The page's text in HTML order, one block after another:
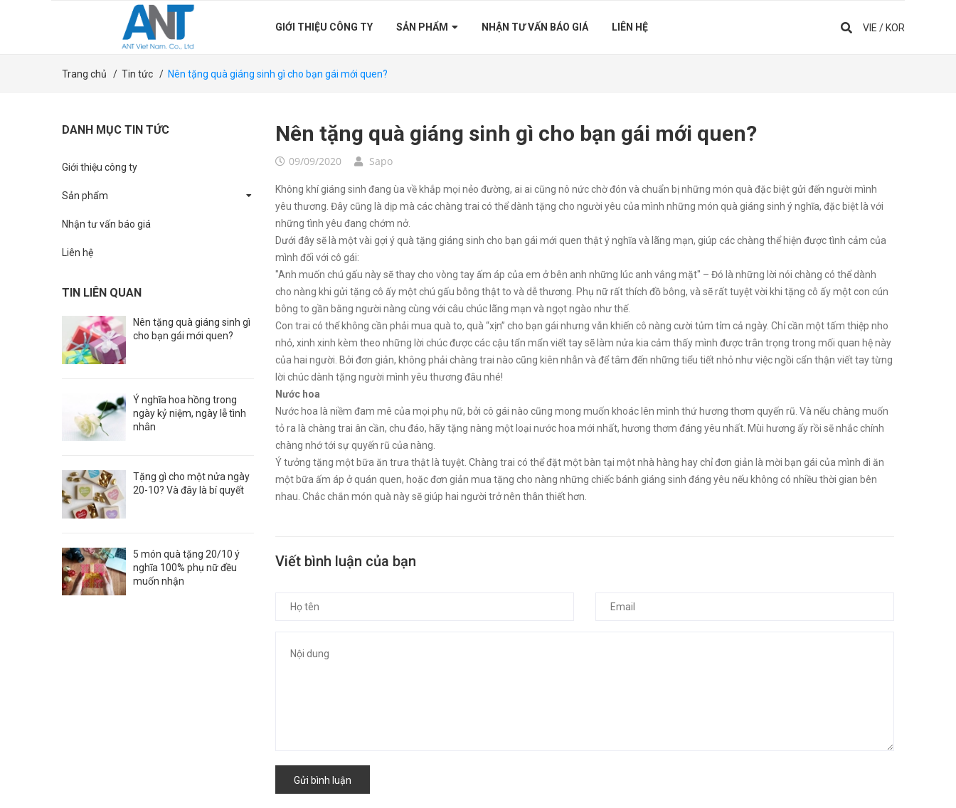
GIỚI THIỆU CÔNG TY SẢN PHẨM NHẬN TƯ VẤN BÁO GIÁ LIÊN HỆ VIE /KOR
Trang chủ / Tin tức / Nên tặng quà giáng sinh gì cho bạn gái mới quen?
DANH MỤC TIN TỨC
Giới thiệu công ty
Sản phẩm
Nhận tư vấn báo giá
Liên hệ
TIN LIÊN QUAN
Nên tặng quà giáng sinh gì
cho bạn gái mới quen?
Ý nghĩa hoa hồng trong
ngày kỷ niệm, ngày lễ tình
nhân
Tặng gì cho một nửa ngày
20-10? Và đây là bí quyết
5 món quà tặng 20/10 ý
nghĩa 100% phụ nữ đều
muốn nhận
Nên tặng quà giáng sinh gì cho bạn gái mới quen?
09/09/2020 Sapo
Không khí giáng sinh đang ùa về khắp mọi nẻo đường, ai ai cũng nô nức chờ đón và chuẩn bị những món quà đặc biệt gửi đến người mình
yêu thương. Đây cũng là dịp mà các chàng trai có thể dành tặng cho người yêu của mình những món quà giáng sinh ý nghĩa, đặc biệt là với
những tình yêu đang chớm nở.
Dưới đây sẽ là một vài gợi ý quà tặng giáng sinh cho bạn gái mới quen thật ý nghĩa và lãng mạn, giúp các chàng thể hiện được tình cảm của
mình đối với cô gái:
"Anh muốn chú gấu này sẽ thay cho vòng tay ấm áp của em ở bên anh những lúc anh vắng mặt" – Đó là những lời nói chàng có thể dành
cho nàng khi gửi tặng cô ấy một chú gấu bông thật to và dễ thương. Phụ nữ rất thích đồ bông, và sẽ rất tuyệt vời khi tặng cô ấy một con cún
bông to gần bằng người nàng cùng với câu chúc lãng mạn và ngọt ngào như thế.
Con trai có thể không cần phải mua quà to, quà “xịn” cho bạn gái nhưng vẫn khiến cô nàng cười tủm tỉm cả ngày. Chỉ cần một tấm thiệp nho
nhỏ, xinh xinh kèm theo những lời chúc được các cậu tẩn mẩn viết tay sẽ làm nửa kia cảm thấy mình được trân trọng trong mối quan hệ này
của hai người. Bởi đơn giản, không phải chàng trai nào cũng kiên nhẫn và để tâm đến những tiểu tiết nhỏ như việc ngồi cẩn thận viết tay từng
lời chúc dành tặng người mình yêu thương đâu nhé!
Nước hoa
Nước hoa là niềm đam mê của mọi phụ nữ, bởi cô gái nào cũng mong muốn khoác lên mình thứ hương thơm quyến rũ. Và nếu chàng muốn
tỏ ra là chàng trai ân cần, chu đáo, hãy tặng nàng một loại nước hoa mới nhất, hương thơm đáng yêu nhất. Mùi hương ấy rồi sẽ nhắc chính
chàng nhớ tới sự quyến rũ của nàng.
Ý tưởng tặng một bữa ăn trưa thật là tuyệt. Chàng trai có thể đặt một bàn tại một nhà hàng hay chỉ đơn giản là mời bạn gái của mình đi ăn
một bữa ấm áp ở quán quen, hoặc đơn giản mua tặng cho nàng những chiếc bánh giáng sinh đáng yêu nếu không có nhiều thời gian bên
nhau. Chắc chắn món quà này sẽ giúp hai người trở nên thân thiết hơn.
Viết bình luận của bạn
Gửi bình luận